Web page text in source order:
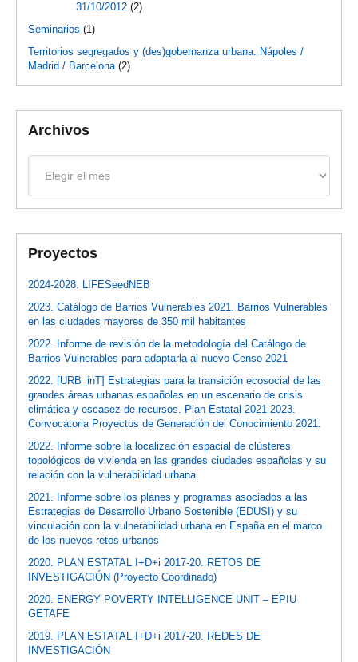
31/10/2012 (2)
Seminarios (1)
Territorios segregados y (des)gobernanza urbana. Nápoles /
Madrid / Barcelona(2)
Archivos
Proyectos
2024-2028. LIFESeedNEB
2023. Catálogo de Barrios Vulnerables 2021. Barrios Vulnerables
en las ciudades mayores de 350 mil habitantes
2022. Informe de revisión de la metodología del Catálogo de
Barrios Vulnerables para adaptarla al nuevo Censo 2021
2022. [URB_inT] Estrategias para la transición ecosocial de las
grandes áreas urbanas españolas en un escenario de crisis
climática y escasez de recursos. Plan Estatal 2021-2023.
Convocatoria Proyectos de Generación del Conocimiento 2021.
2022. Informe sobre la localización espacial de clústeres
topológicos de vivienda en las grandes ciudades españolas y su
relación con la vulnerabilidad urbana
2021. Informe sobre los planes y programas asociados a las
Estrategias de Desarrollo Urbano Sostenible (EDUSI) y su
vinculación con la vulnerabilidad urbana en España en el marco
de los nuevos retos urbanos
2020. PLAN ESTATAL I+D+i 2017-20. RETOS DE
INVESTIGACIÓN (Proyecto Coordinado)
2020. ENERGY POVERTY INTELLIGENCE UNIT – EPIU
GETAFE
2019. PLAN ESTATAL I+D+i 2017-20. REDES DE
INVESTIGACIÓN